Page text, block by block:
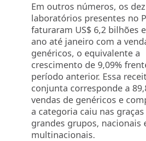
Em outros números, os
laboratórios presentes no
faturaram US$ 6,2 bilhões
ano até janeiro com a
genéricos, o equivalente a
crescimento de 9,09%
período anterior. Essa
conjunta corresponde a
vendas de genéricos e
a categoria caiu nas
grandes grupos, nacionais
multinacionais.